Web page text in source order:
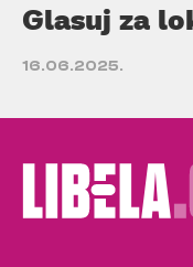
Glasuj za
16.06.2025.